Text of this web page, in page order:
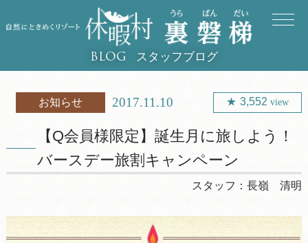
BLOG スタッフブログ
お知らせ 2017.11.10 3,552view
【Q会員様限定】誕生月に旅しよう！
バースデー旅割キャンペーン
スタッフ：長嶺 清明